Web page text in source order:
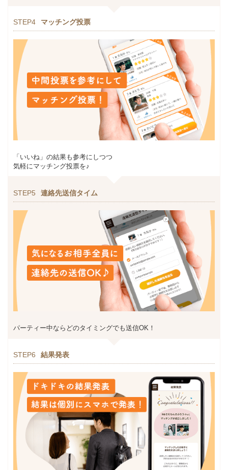
STEP4 マッチング投票
「いいね」の結果も参考にしつつ
気軽にマッチング投票を♪
STEP5 連絡先送信タイム
パーティー中ならどのタイミングでも送信OK！
STEP6 結果発表